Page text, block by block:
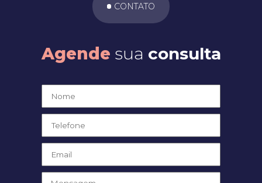
CONTATO
Agende sua consulta